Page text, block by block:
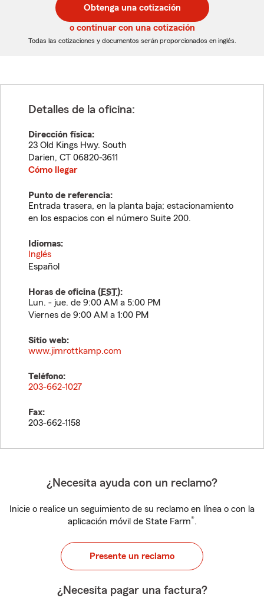
de
5
dígitos
de
5
dígitos
Obtenga una cotización
o continuar con una cotización
Todas las cotizaciones y documentos serán proporcionados en inglés.
Detalles de la oficina:
Dirección física:
23 Old Kings Hwy. South
Darien, CT 06820-3611
Cómo llegar
Punto de referencia:
Entrada trasera, en la planta baja; estacionamiento
en los espacios con el número Suite 200.
Idiomas:
Inglés
Español
Horas de oficina (EST):
Lun. - jue. de 9:00 AM a 5:00 PM
Viernes de 9:00 AM a 1:00 PM
Sitio web:
www.jimrottkamp.com
Teléfono:
203-662-1027
Fax:
203-662-1158
¿Necesita ayuda con un reclamo?
Inicie o realice un seguimiento de su reclamo en línea o con la
aplicación móvil de State Farm®.
Presente un reclamo
¿Necesita pagar una factura?